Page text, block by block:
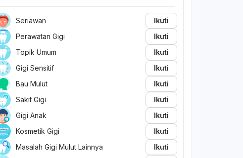
Seriawan
Ikuti
Perawatan Gigi
Ikuti
Topik Umum
Ikuti
Gigi Sensitif
Ikuti
Bau Mulut
Ikuti
Sakit Gigi
Ikuti
Gigi Anak
Ikuti
Kosmetik Gigi
Ikuti
Masalah Gigi Mulut Lainnya
Ikuti